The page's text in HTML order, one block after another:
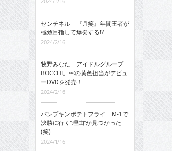
センチネル 『月笑』年間王者が
極致目指して爆発する!?
2024/2/16
牧野みなた アイドルグループ
BOCCHI。￼の黄色担当がデビュ
ーDVDを発売！
2024/2/16
パンプキンポテトフライ M-1で
決勝に行く“理由”が見つかった
(笑)
2024/1/16